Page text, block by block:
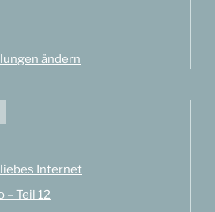
ändern
Internet
– Teil 12